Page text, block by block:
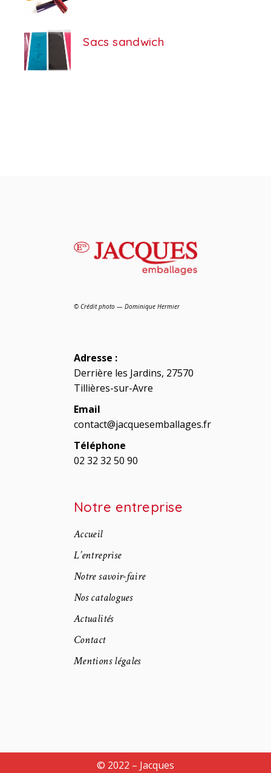
Sacs sandwich
© Crédit photo — Dominique Hermier
Adresse :
Derrière les Jardins, 27570
Tillières-sur-Avre
Email
contact@jacquesemballages.fr
Téléphone
02 32 32 50 90
Notre entreprise
Accueil
L’entreprise
Notre savoir-faire
Nos catalogues
Actualités
Contact
Mentions légales
© 2022 – Jacques